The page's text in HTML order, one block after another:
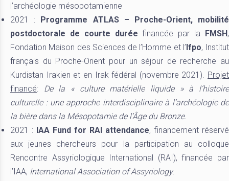
l’archéologie mésopotamienne
2021 : Programme ATLAS – Proche-Orient, mobilité
postdoctorale de courte durée financée par la FMSH,
Fondation Maison des Sciences de l’Homme et l’Ifpo, Institut
français du Proche-Orient pour un séjour de recherche au
Kurdistan Irakien et en Irak fédéral (novembre 2021). Projet
financé: De la « culture matérielle liquide » à l’histoire
culturelle : une approche interdisciplinaire à l’archéologie de
la bière dans la Mésopotamie de l’Âge du Bronze.
2021 : IAA Fund for RAI attendance, financement réservé
aux jeunes chercheurs pour la participation au colloque
Rencontre Assyriologique International (RAI), financée par
l’IAA, International Association of Assyriology.